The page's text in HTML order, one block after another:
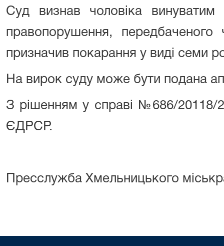
Суд визнав чоловіка винуватим
правопорушення,
призначив покарання у виді семи
На вирок суду може бути подана
З рішенням у справі №686/
ЄДРСР.
Пресслужба Хмельницького